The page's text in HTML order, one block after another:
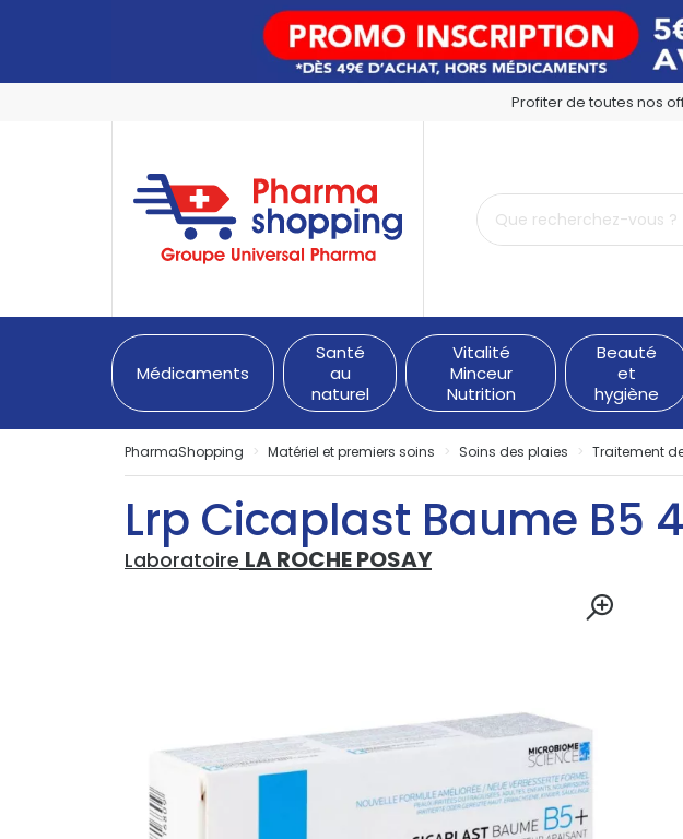
Profiter de toutes nos
PharmaShopping Votre pharmacie en ligne à
Médicaments
Santé
au
naturel
Vitalité
Minceur
Nutrition
Beauté
et
hygiène
PharmaShopping Matériel et premiers soins Soins des plaies Traitement
Lrp Cicaplast Baume B5
Laboratoire LA ROCHE POSAY